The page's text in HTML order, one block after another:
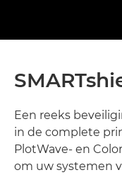
Een reeks
in de complete
PlotWave- en
om uw systemen